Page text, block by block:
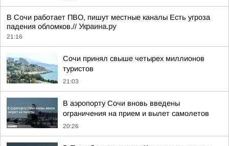
В Сочи работает ПВО, пишут местные каналы Есть угроза
падения обломков.// Украина.ру
21:16
Сочи принял свыше четырех миллионов
туристов
21:03
В аэропорту Сочи вновь введены
ограничения на прием и вылет самолетов
20:26